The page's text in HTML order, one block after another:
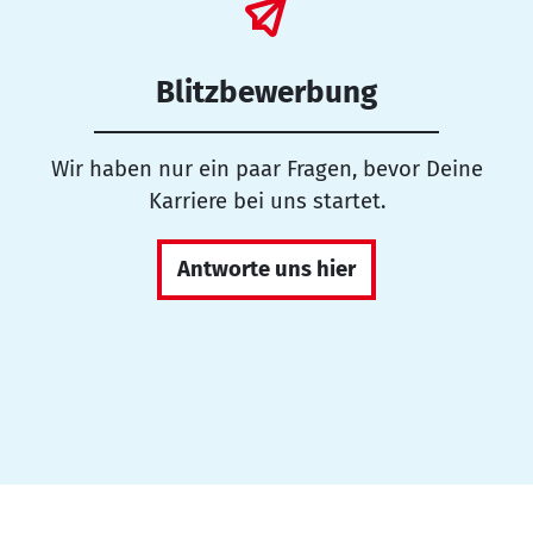
Blitzbewerbung
Wir haben nur ein paar Fragen, bevor Deine
Karriere bei uns startet.
Antworte uns hier